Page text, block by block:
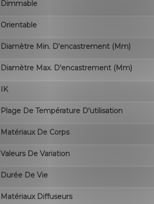
Dimmable
Orientable
Diamètre Min. D'encastrement (mm)
Diamètre Max. D'encastrement (mm)
IK
Plage De Température D'utilisation
Matériaux De Corps
Valeurs De Variation
Durée De Vie
Matériaux Diffuseurs